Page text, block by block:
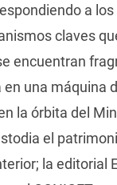
a
claves
encuentran
una máquina
la órbita del
el
la editorial